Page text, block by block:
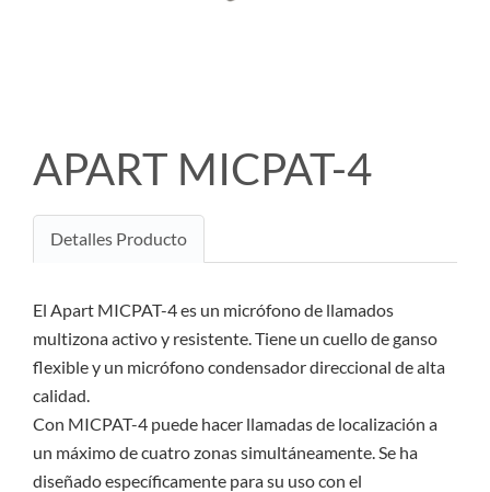
APART MICPAT-4
Detalles Producto
El Apart MICPAT-4 es un micrófono de llamados
multizona activo y resistente. Tiene un cuello de ganso
flexible y un micrófono condensador direccional de alta
calidad.
Con MICPAT-4 puede hacer llamadas de localización a
un máximo de cuatro zonas simultáneamente. Se ha
diseñado específicamente para su uso con el